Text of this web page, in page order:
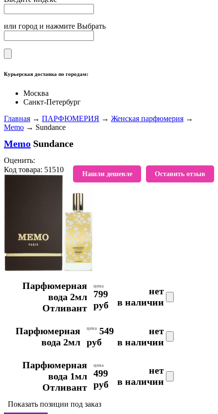
или город и нажмите Выбрать
Курьерская доставка по городам:
Москва
Санкт-Петербург
Главная → ПАРФЮМЕРИЯ → Женская парфюмерия →
Memo → Sundance
Memo Sundance
Оставить отзыв
Нашли дешевле
Оценить:
Код товара: 51510
В избранное
Парфюмерная
вода 2мл
Отливант
цена
799
руб
нет
в наличии
Парфюмерная
вода 2мл
цена 549
руб
нет
в наличии
Парфюмерная
вода 1мл
Отливант
цена
499
руб
нет
в наличии
Показать позиции под заказ